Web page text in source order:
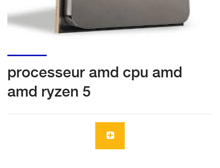
processeur amd cpu amd
amd ryzen 5